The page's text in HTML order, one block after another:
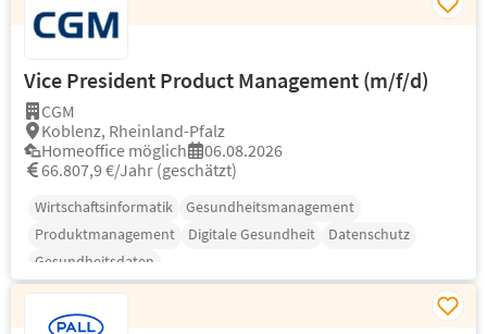
Vice President Product Management (m/f/d)
CGM
Koblenz, Rheinland-Pfalz
Homeoffice möglich
06.08.2026
66.807,9 €/Jahr (geschätzt)
Wirtschaftsinformatik
Gesundheitsmanagement
Produktmanagement
Digitale Gesundheit
Datenschutz
Gesundheitsdaten